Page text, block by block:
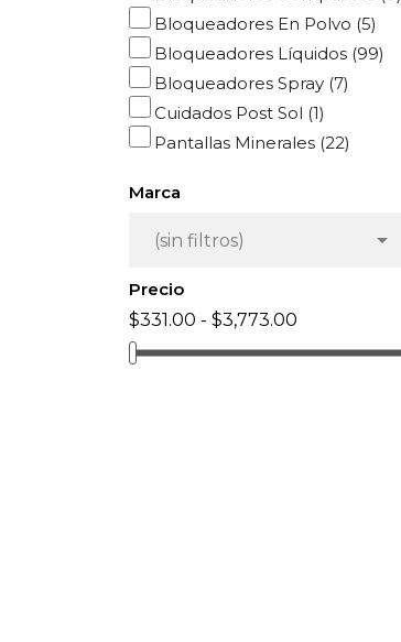
Bloqueadores En Polvo (5)
Bloqueadores Líquidos (99)
Bloqueadores Spray (7)
Cuidados Post Sol (1)
Pantallas Minerales (22)
Marca
(sin filtros) 
Precio
$331.00 - $3,773.00